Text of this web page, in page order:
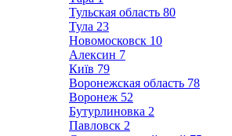
Тульская область 80
Тула 23
Новомосковск 10
Алексин 7
Київ 79
Воронежская область 78
Воронеж 52
Бутурлиновка 2
Павловск 2